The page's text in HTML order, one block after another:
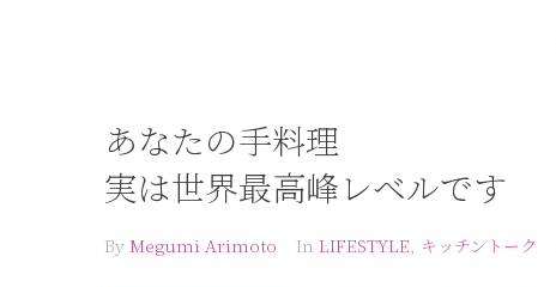
あなたの手料理
実は世界最高峰レベルです
By Megumi Arimoto In LIFESTYLE, キッチントーク